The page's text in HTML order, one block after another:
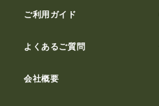
ご利用ガイド
よくあるご質問
会社概要